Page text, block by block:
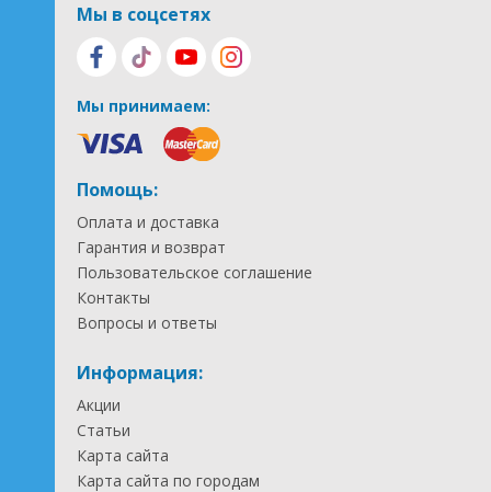
Мы в соцсетях
Мы принимаем:
Помощь:
Оплата и доставка
Гарантия и возврат
Пользовательское соглашение
Контакты
Вопросы и ответы
Информация:
Акции
Статьи
Карта сайта
Карта сайта по городам